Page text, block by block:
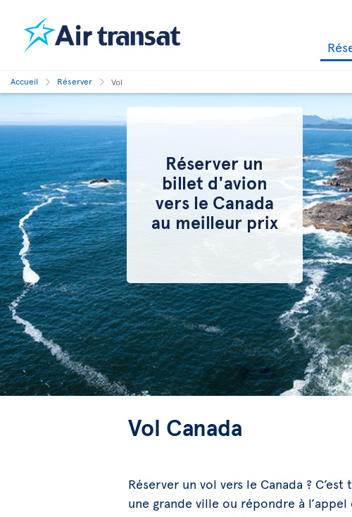
Accueil Réserver Vol
Réserver un
billet d'avion
vers le Canada
au meilleur prix
Vol Canada
Réserver un vol vers le Canada ?
une grande ville ou répondre à